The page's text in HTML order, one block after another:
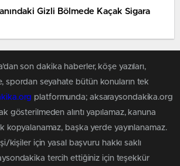
Gizli Bölmede Kaçak Sigara
son dakika haberler, köşe yazıları,
spordan seyahate bütün konuların tek
platformunda; aksaraysondakika.org
gösterilmeden alıntı yapılamaz, kanuna
kopyalanamaz, başka yerde yayınlanamaz.
kişiler için yasal başvuru hakkı saklı
tercih ettiğiniz için teşekkür